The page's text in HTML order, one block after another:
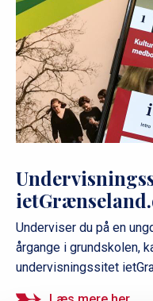
Underviser du på en
årgange i grundskolen,
undervisningssitet